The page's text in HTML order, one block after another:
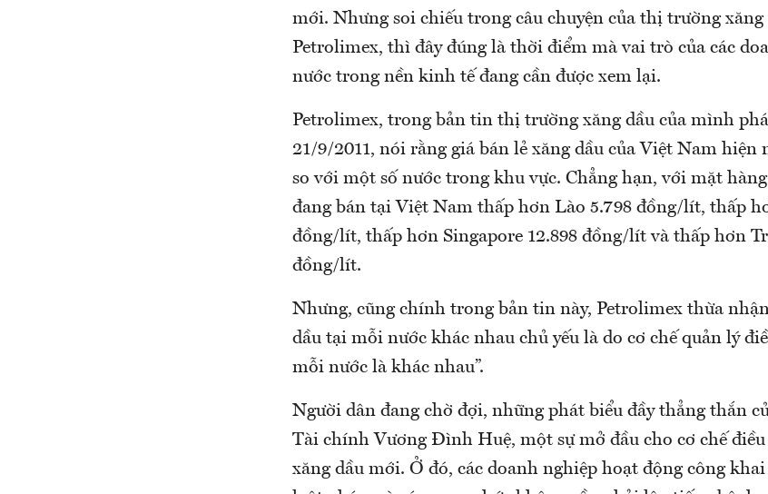
mới. Nhưng soi chiếu trong câu chuyện của thị trường xăng
Petrolimex, thì đây đúng là thời điểm mà vai trò của các
nước trong nền kinh tế đang cần được xem lại.
Petrolimex, trong bản tin thị trường xăng dầu của mình
21/9/2011, nói rằng giá bán lẻ xăng dầu của Việt Nam hiện
so với một số nước trong khu vực. Chẳng hạn, với mặt
đang bán tại Việt Nam thấp hơn Lào 5.798 đồng/lít, thấp
đồng/lít, thấp hơn Singapore 12.898 đồng/lít và thấp hơn
đồng/lít.
Nhưng, cũng chính trong bản tin này, Petrolimex thừa
dầu tại mỗi nước khác nhau chủ yếu là do cơ chế quản lý
mỗi nước là khác nhau”.
Người dân đang chờ đợi, những phát biểu đầy thẳng thắn
Tài chính Vương Đình Huệ, một sự mở đầu cho cơ chế
xăng dầu mới. Ở đó, các doanh nghiệp hoạt động công